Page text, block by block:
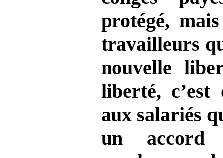
protégé,
travailleurs
nouvelle
liberté,
aux salariés
un